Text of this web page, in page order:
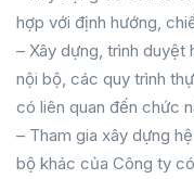
hợp với định hướng,
– Xây dựng, trình duyệt
nội bộ, các quy trình
có liên quan đến chức
– Tham gia xây dựng
bộ khác của Công ty